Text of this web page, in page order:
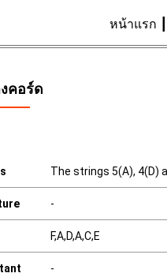
หน้าแรก
คอร์ด
The strings 5(A), 4(D)
-
F,A,D,A,C,E
-